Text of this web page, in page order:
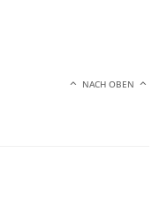
NACH OBEN